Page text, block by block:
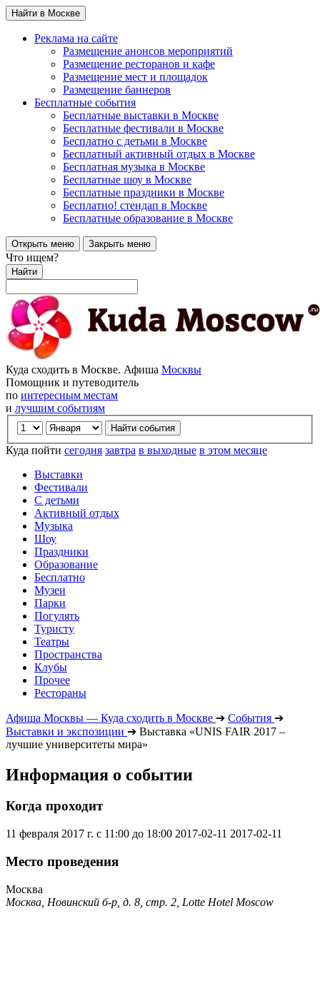
Найти в Москве
Реклама на сайте
Размещение анонсов мероприятий
Размещение ресторанов и кафе
Размещение мест и площадок
Размещение баннеров
Бесплатные события
Бесплатные выставки в Москве
Бесплатные фестивали в Москве
Бесплатно с детьми в Москве
Бесплатный активный отдых в Москве
Бесплатная музыка в Москве
Бесплатные шоу в Москве
Бесплатные праздники в Москве
Бесплатно! стендап в Москве
Бесплатные образование в Москве
Открыть меню Закрыть меню
Что ищем?
Найти
Куда сходить в Москве. Афиша Москвы
Помощник и путеводитель
по интересным местам
и лучшим событиям
Куда пойти сегодня завтра в выходные в этом месяце
Выставки
Фестивали
С детьми
Активный отдых
Музыка
Шоу
Праздники
Образование
Бесплатно
Музеи
Парки
Погулять
Туристу
Театры
Пространства
Клубы
Прочее
Рестораны
Афиша Москвы — Куда сходить в Москве ➔ События ➔
Выставки и экспозиции ➔ Выставка «UNIS FAIR 2017 –
лучшие университеты мира»
Информация о событии
Когда проходит
11 февраля 2017 г. с 11:00 до 18:00 2017-02-11 2017-02-11
Место проведения
Москва
Москва, Новинский б-р, д. 8, стр. 2, Lotte Hotel Moscow